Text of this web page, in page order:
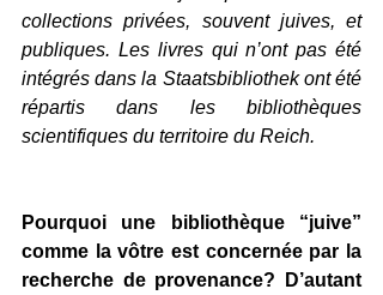
collections privées, souvent juives, et
publiques. Les livres qui n’ont pas été
intégrés dans la Staatsbibliothek ont été
répartis dans les bibliothèques
scientifiques du territoire du Reich.
Pourquoi une bibliothèque “juive”
comme la vôtre est concernée par la
recherche de provenance? D’autant